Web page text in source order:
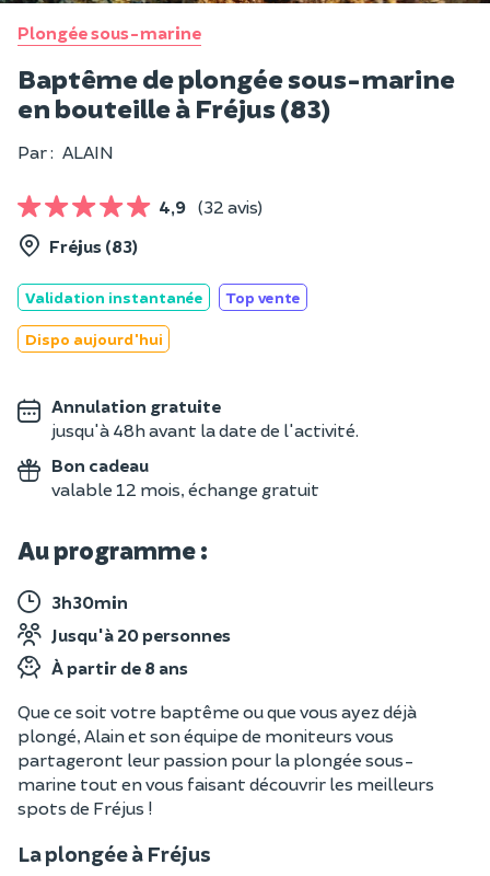
Plongée sous-marine
Baptême de plongée sous-marine
en bouteille à Fréjus (83)
Par : ALAIN
4,9 (32 avis)
Fréjus (83)
Validation instantanée Top vente
Dispo aujourd'hui
Annulation gratuite
jusqu'à 48h avant la date de l'activité.
Bon cadeau
valable 12 mois, échange gratuit
Au programme :
3h30min
Jusqu'à 20 personnes
À partir de 8 ans
Que ce soit votre baptême ou que vous ayez déjà
plongé, Alain et son équipe de moniteurs vous
partageront leur passion pour la plongée sous-
marine tout en vous faisant découvrir les meilleurs
spots de Fréjus !
La plongée à Fréjus